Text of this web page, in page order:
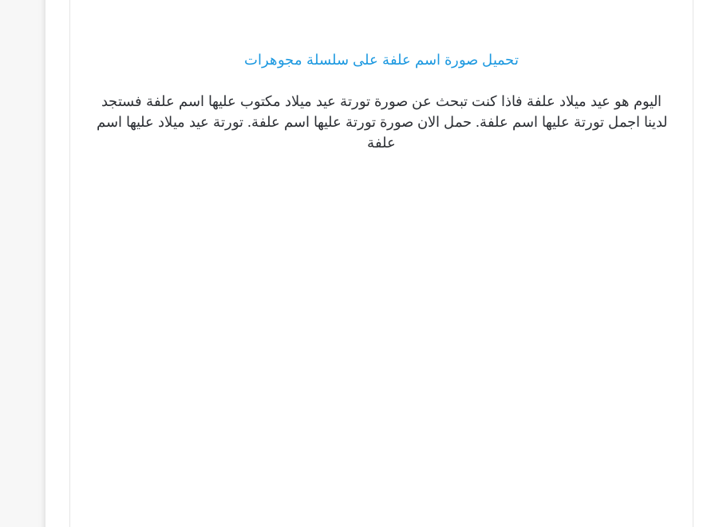
تحميل صورة اسم علفة على سلسلة مجوهرات
اليوم هو عيد ميلاد علفة فاذا كنت تبحث عن صورة تورتة عيد ميلاد مكتوب عليها اسم علفة فستجد
لدينا اجمل تورتة عليها اسم علفة. حمل الان صورة تورتة عليها اسم علفة. تورتة عيد ميلاد عليها اسم
علفة